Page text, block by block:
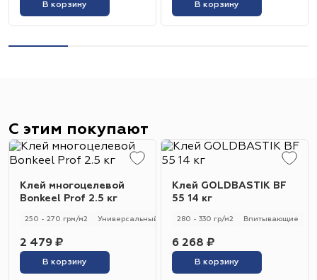
В корзину В корзину
С этим покупают
Клей многоцелевой
Bonkeel Prof 2.5 кг
250 - 270 грм/м2 Универсальный 250 - 270 гр/м2
2 479 ₽
В корзину
Клей GOLDBASTIK BF
55 14 кг
280 - 330 гр/м2 Впитывающие
6 268 ₽
В корзину